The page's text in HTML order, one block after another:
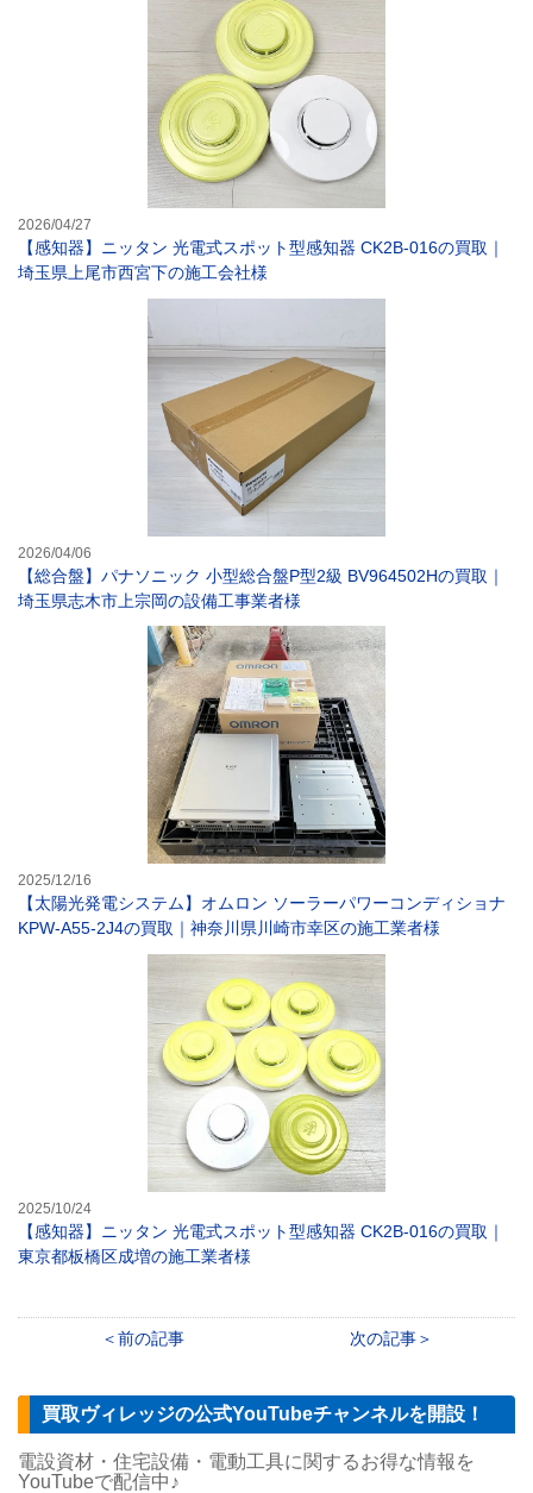
2026/04/27
【感知器】ニッタン 光電式スポット型感知器 CK2B-016の買取｜
埼玉県上尾市西宮下の施工会社様
2026/04/06
【総合盤】パナソニック 小型総合盤P型2級 BV964502Hの買取｜
埼玉県志木市上宗岡の設備工事業者様
2025/12/16
【太陽光発電システム】オムロン ソーラーパワーコンディショナ
KPW-A55-2J4の買取｜神奈川県川崎市幸区の施工業者様
2025/10/24
【感知器】ニッタン 光電式スポット型感知器 CK2B-016の買取｜
東京都板橋区成増の施工業者様
前の記事 次の記事
買取ヴィレッジの公式YouTubeチャンネルを開設！
電設資材・住宅設備・電動工具に関するお得な情報を
YouTubeで配信中♪